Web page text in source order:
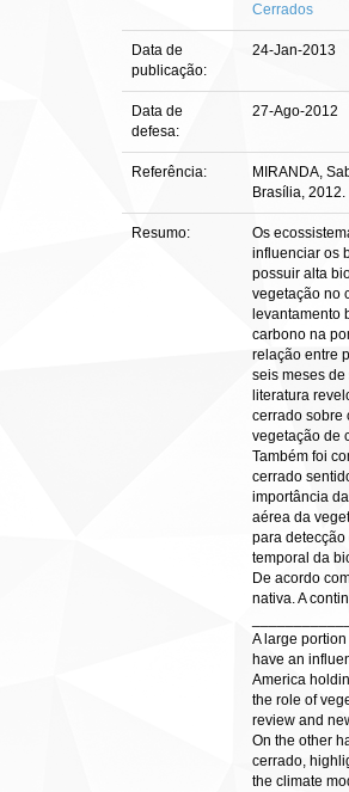
Cerrados
Data de
publicação:
24-Jan-2013
Data de
defesa:
27-Ago-2012
Referência:
MIRANDA,
Brasília, 2012.
Resumo:
Os
influenciar os
possuir alta
vegetação no
levantamento
carbono na
relação entre
seis meses
literatura
cerrado sobre
vegetação de
Também foi
cerrado
importância
aérea da
para detecção
temporal da
De acordo
nativa. A
A large
have an
America
the role of
review and
On the other
cerrado,
the climate